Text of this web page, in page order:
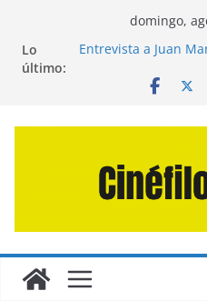
contenido
domingo,
Lo
último:
Entrevista a Juan
Crítica de «El Día D:
Crítica de
Crítica de «La
(2026)